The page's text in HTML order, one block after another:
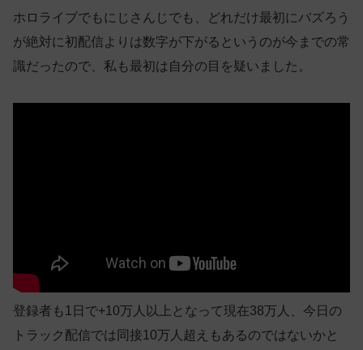
ホロライブでもにじさんじでも、どれだけ最初にバズろう
が絶対に初配信よりは数字が下がるというのが今までの常
識だったので、私も最初は自分の目を疑いました。
登録者も1日で+10万人以上となって現在38万人、今日の
トラック配信では同接10万人超えもあるのではないかと